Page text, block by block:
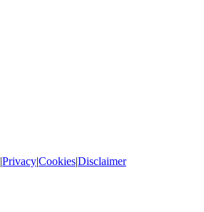
|Privacy|Cookies|Disclaimer